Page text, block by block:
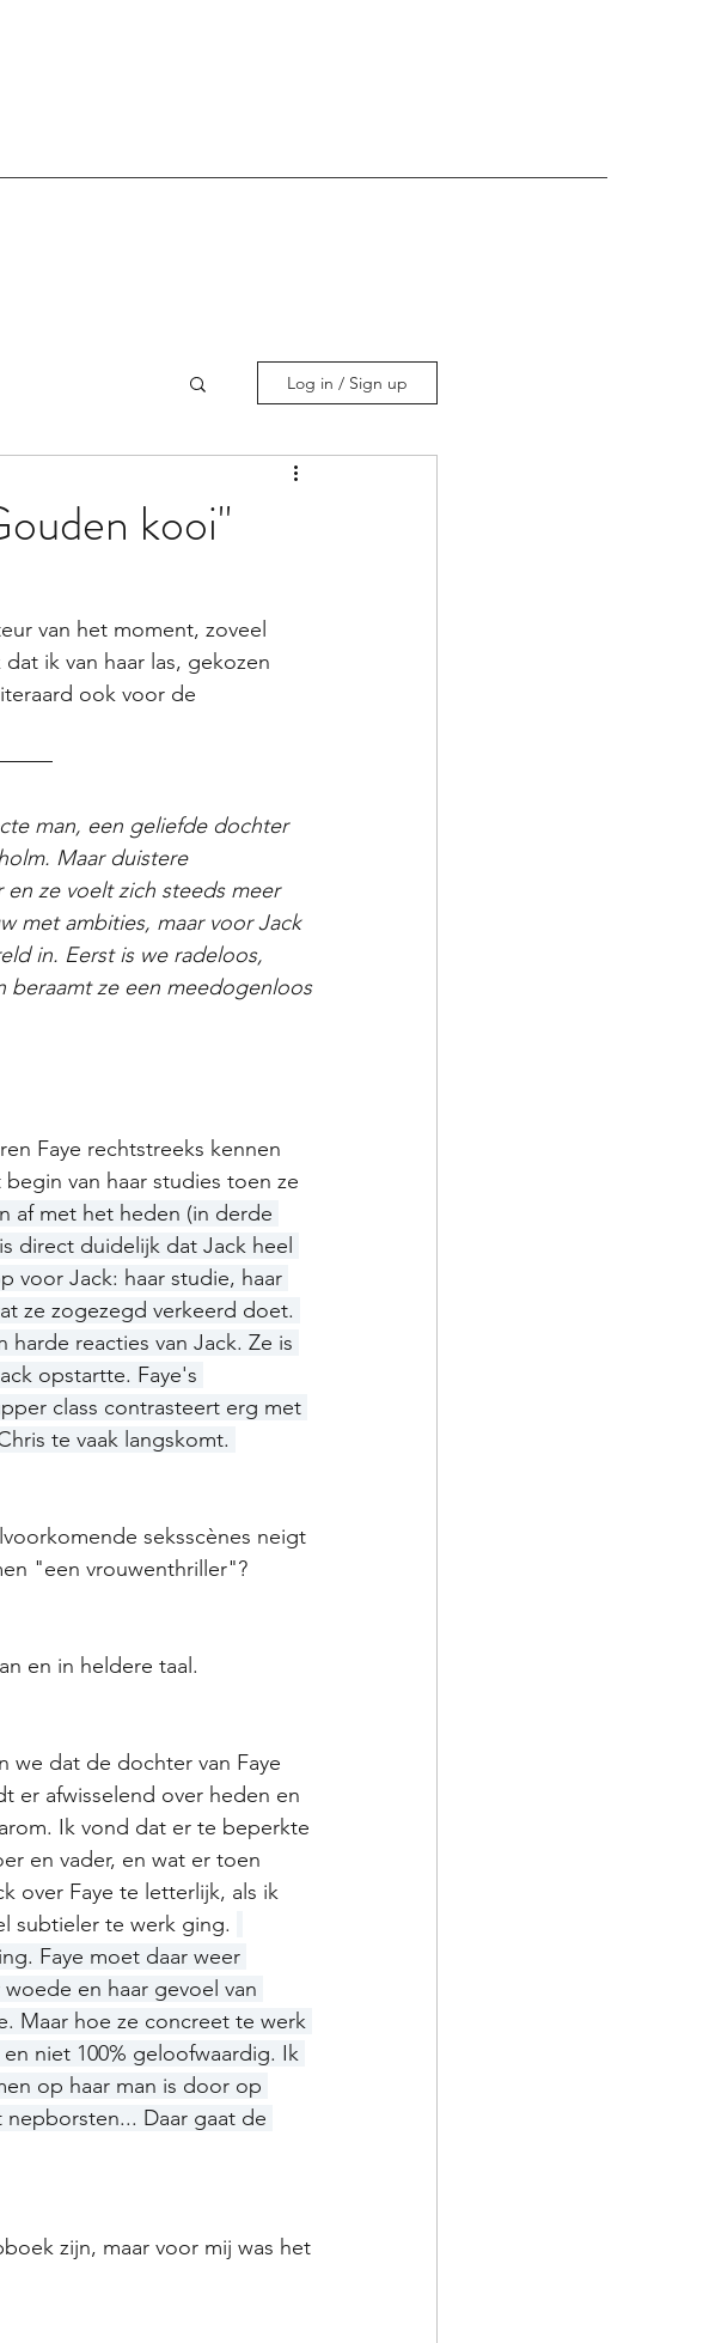
Log in / Sign up
kooi"
van het moment, zoveel
ik van haar las, gekozen
ook voor de
man, een geliefde dochter
Maar duistere
ze voelt zich steeds meer
met ambities, maar voor Jack
in. Eerst is we radeloos,
beraamt ze een meedogenloos
Faye rechtstreeks kennen
van haar studies toen ze
af met het heden (in derde
direct duidelijk dat Jack heel
voor Jack: haar studie, haar
ze zogezegd verkeerd doet.
reacties van Jack. Ze is
opstartte. Faye's
class contrasteert erg met
te vaak langskomt.
seksscènes neigt
"een vrouwenthriller"?
en in heldere taal.
we dat de dochter van Faye
er afwisselend over heden en
Ik vond dat er te beperkte
en vader, en wat er toen
over Faye te letterlijk, als ik
subtieler te werk ging.
Faye moet daar weer
en haar gevoel van
Maar hoe ze concreet te werk
niet 100% geloofwaardig. Ik
op haar man is door op
Daar gaat de
zijn, maar voor mij was het